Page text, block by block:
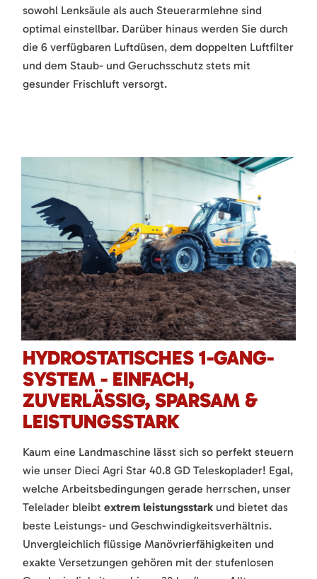
sowohl Lenksäule als auch Steuerarmlehne sind
optimal einstellbar. Darüber hinaus werden Sie durch
die 6 verfügbaren Luftdüsen, dem doppelten Luftfilter
und dem Staub- und Geruchsschutz stets mit
gesunder Frischluft versorgt.
HYDROSTATISCHES 1-GANG-
SYSTEM - EINFACH,
ZUVERLÄSSIG, SPARSAM &
LEISTUNGSSTARK
Kaum eine Landmaschine lässt sich so perfekt steuern
wie unser Dieci Agri Star 40.8 GD Teleskoplader! Egal,
welche Arbeitsbedingungen gerade herrschen, unser
Telelader bleibt extrem leistungsstark und bietet das
beste Leistungs- und Geschwindigkeitsverhältnis.
Unvergleichlich flüssige Manövrierfähigkeiten und
exakte Versetzungen gehören mit der stufenlosen